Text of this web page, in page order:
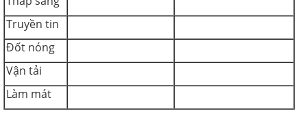
Truyền tin
Đốt nóng
Vận tải
Làm mát